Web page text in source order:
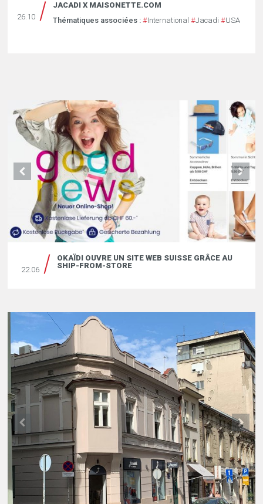
26.10
JACADI X MAISONETTE.COM
Thématiques associées : #International #Jacadi #USA
22.06
OKAÏDI OUVRE UN SITE WEB SUISSE GRÂCE AU
SHIP-FROM-STORE